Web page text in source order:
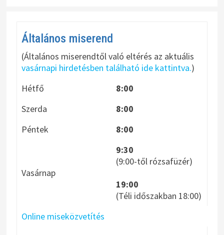
Általános miserend
(Általános miserendtől való eltérés az aktuális
vasárnapi hirdetésben található ide kattintva.)
Hétfő
8:00
Szerda
8:00
Péntek
8:00
Vasárnap
9:30
(9:00-től rózsafüzér)
19:00
(Téli időszakban 18:00)
Online miseközvetítés